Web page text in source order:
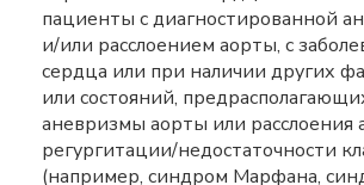
пациенты с диагностированной
и/или расслоением аорты, с
сердца или при наличии других
или состояний,
аневризмы аорты или расслоения
регургитации/недостаточности
(например, синдром Марфана,